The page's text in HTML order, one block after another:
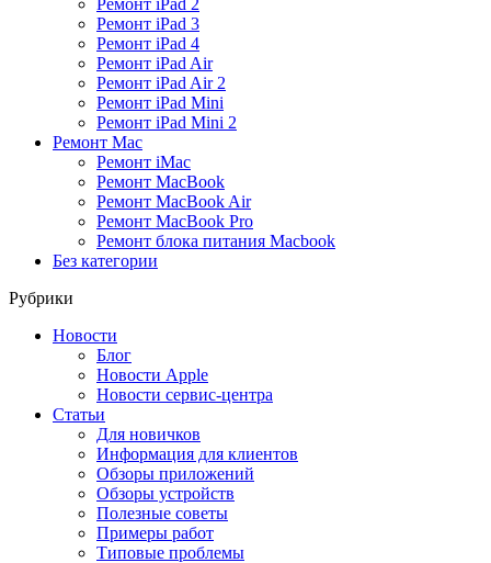
Ремонт iPad 2
Ремонт iPad 3
Ремонт iPad 4
Ремонт iPad Air
Ремонт iPad Air 2
Ремонт iPad Mini
Ремонт iPad Mini 2
Ремонт Mac
Ремонт iMac
Ремонт MacBook
Ремонт MacBook Air
Ремонт MacBook Pro
Ремонт блока питания Macbook
Без категории
Рубрики
Новости
Блог
Новости Apple
Новости сервис-центра
Статьи
Для новичков
Информация для клиентов
Обзоры приложений
Обзоры устройств
Полезные советы
Примеры работ
Типовые проблемы